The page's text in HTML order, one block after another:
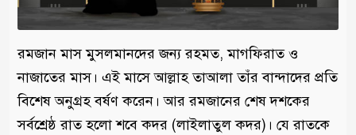
রমজান মাস মুসলমানদের জন্য রহমত, মাগফিরাত ও
নাজাতের মাস। এই মাসে আল্লাহ তাআলা তাঁর বান্দাদের প্রতি
বিশেষ অনুগ্রহ বর্ষণ করেন। আর রমজানের শেষ দশকের
সর্বশ্রেষ্ঠ রাত হলো শবে কদর (লাইলাতুল কদর)। যে রাতকে